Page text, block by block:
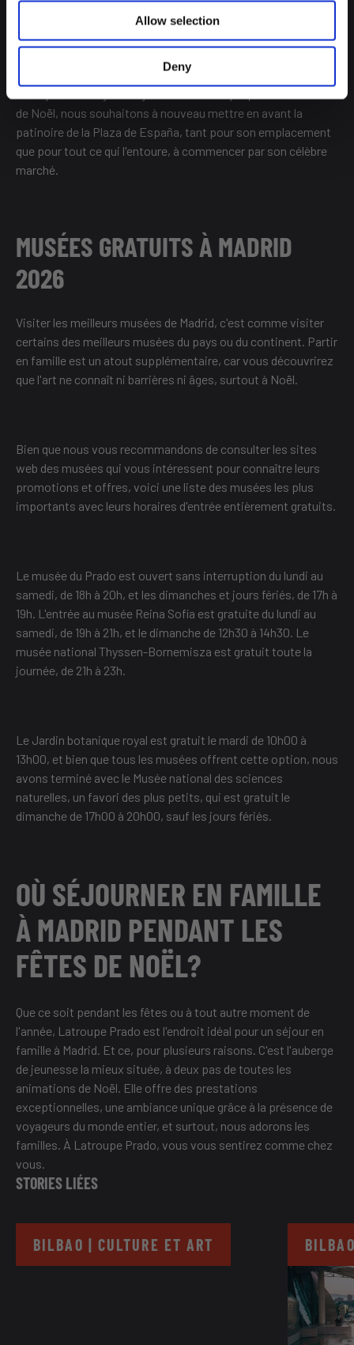
Allow selection
Deny
toujours bondée, que celle de Cibeles. Son emplacement est
vraiment impressionnant.
de Noël, nous souhaitons à nouveau mettre en avant la
patinoire de la Plaza de España, tant pour son emplacement
que pour tout ce qui l'entoure, à commencer par son célèbre
marché.
MUSÉES GRATUITS À MADRID
2026
Visiter les meilleurs musées de Madrid, c'est comme visiter
certains des meilleurs musées du pays ou du continent. Partir
en famille est un atout supplémentaire, car vous découvrirez
que l'art ne connaît ni barrières ni âges, surtout à Noël.
Bien que nous vous recommandons de consulter les sites
web des musées qui vous intéressent pour connaître leurs
promotions et offres, voici une liste des musées les plus
importants avec leurs horaires d'entrée entièrement gratuits.
Le musée du Prado est ouvert sans interruption du lundi au
samedi, de 18h à 20h, et les dimanches et jours fériés, de 17h à
19h. L'entrée au musée Reina Sofía est gratuite du lundi au
samedi, de 19h à 21h, et le dimanche de 12h30 à 14h30. Le
musée national Thyssen-Bornemisza est gratuit toute la
journée, de 21h à 23h.
Le Jardin botanique royal est gratuit le mardi de 10h00 à
13h00, et bien que tous les musées offrent cette option, nous
avons terminé avec le Musée national des sciences
naturelles, un favori des plus petits, qui est gratuit le
dimanche de 17h00 à 20h00, sauf les jours fériés.
OÙ SÉJOURNER EN FAMILLE
À MADRID PENDANT LES
FÊTES DE NOËL?
Que ce soit pendant les fêtes ou à tout autre moment de
l'année, Latroupe Prado est l'endroit idéal pour un séjour en
famille à Madrid. Et ce, pour plusieurs raisons. C'est l'auberge
de jeunesse la mieux située, à deux pas de toutes les
animations de Noël. Elle offre des prestations
exceptionnelles, une ambiance unique grâce à la présence de
voyageurs du monde entier, et surtout, nous adorons les
familles. À Latroupe Prado, vous vous sentirez comme chez
vous.
STORIES LIÉES
BILBAO | CULTURE ET ART